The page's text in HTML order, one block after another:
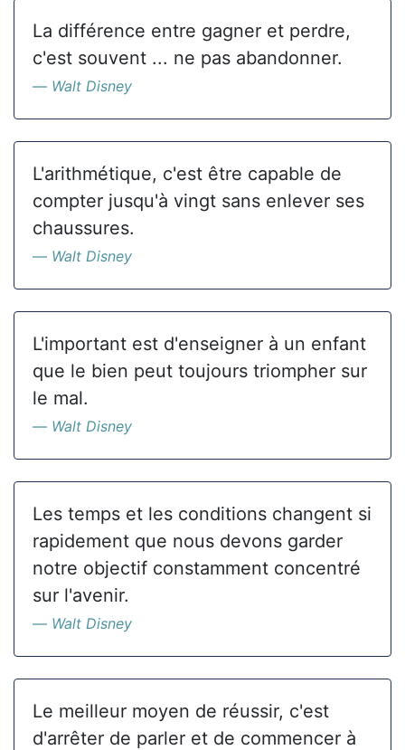
La différence entre gagner et perdre,
c'est souvent ... ne pas abandonner.
Walt Disney
L'arithmétique, c'est être capable de
compter jusqu'à vingt sans enlever ses
chaussures.
Walt Disney
L'important est d'enseigner à un enfant
que le bien peut toujours triompher sur
le mal.
Walt Disney
Les temps et les conditions changent si
rapidement que nous devons garder
notre objectif constamment concentré
sur l'avenir.
Walt Disney
Le meilleur moyen de réussir, c'est
d'arrêter de parler et de commencer à